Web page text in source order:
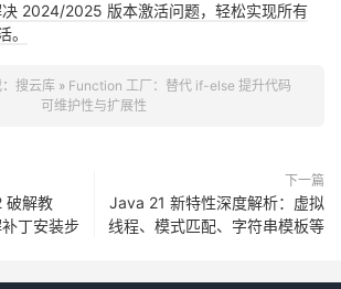
2024/2025 版本激活问题，轻松实现所有
。
搜云库 » Function 工厂：替代 if-else 提升代码
可维护性与扩展性
破解教
丁安装步
下一篇
Java 21 新特性深度解析：虚拟
线程、模式匹配、字符串模板等